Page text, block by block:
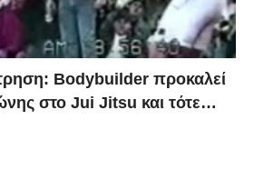
Bodybuilder προκαλεί
στο Jui Jitsu και τότε…